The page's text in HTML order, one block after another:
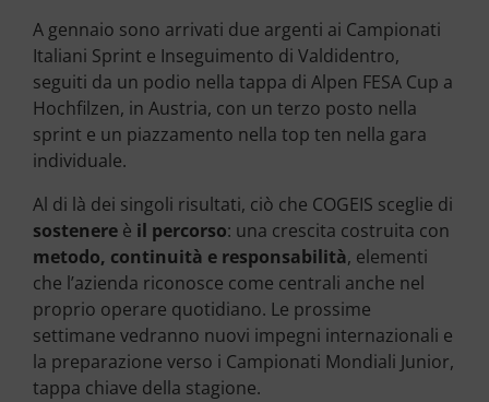
A gennaio sono arrivati due argenti ai Campionati
Italiani Sprint e Inseguimento di Valdidentro,
seguiti da un podio nella tappa di Alpen FESA Cup a
Hochfilzen, in Austria, con un terzo posto nella
sprint e un piazzamento nella top ten nella gara
individuale.
Al di là dei singoli risultati, ciò che COGEIS sceglie di
sostenere è il percorso: una crescita costruita con
metodo, continuità e responsabilità, elementi
che l’azienda riconosce come centrali anche nel
proprio operare quotidiano. Le prossime
settimane vedranno nuovi impegni internazionali e
la preparazione verso i Campionati Mondiali Junior,
tappa chiave della stagione.